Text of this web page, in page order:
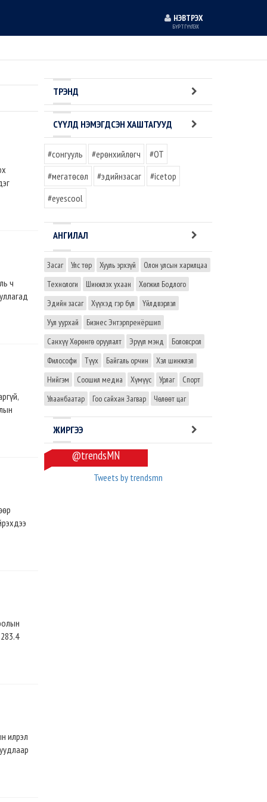
НЭВТРЭХ
БҮРТГҮҮЛЭХ
ч
илрэл
ТРЭНД
СҮҮЛД НЭМЭГДСЭН ХАШТАГУУД
#сонгууль #ерөнхийлөгч
#OT
#мегатөсөл
#эдийнзасаг
#icetop
#eyescool
АНГИЛАЛ
Засаг Улс төр Хууль эрхзүй
Олон улсын харилцаа
Технологи
Шинжлэх ухаан
Хөгжил Бодлого
Эдийн засаг
Хүүхэд гэр бүл
Үйлдвэрлэл
Уул уурхай
Бизнес Энтэрпренёршип
Санхүү Хөрөнгө оруулалт
Эрүүл мэнд
Боловсрол
Философи
Түүх Байгаль орчин
Хэл шинжлэл
Нийгэм
Соошил медиа Хүмүүс Урлаг
Спорт
Улаанбаатар
Гоо сайхан Загвар Чөлөөт цаг
ЖИРГЭЭ
@trendsMN
Tweets by trendsmn